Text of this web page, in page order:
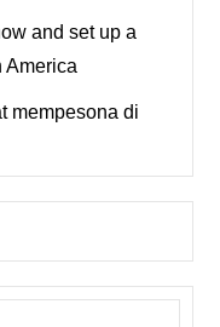
and set up a
America
mempesona di